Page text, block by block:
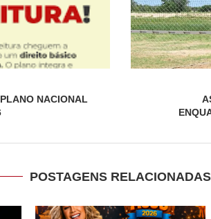
NACIONAL
POSTAGENS RELACIONADAS